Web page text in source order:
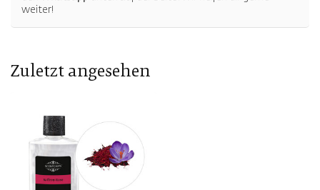
weiter!
Zuletzt angesehen